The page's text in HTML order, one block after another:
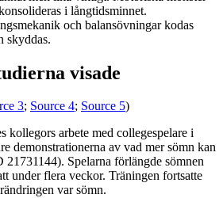
i långtidsminnet.
och balansövningar kodas
skyddas.
visade
3; Source 4; Source 5)
kollegors arbete med collegespelare i
demonstrationerna av vad mer sömn kan
Spelarna förlängde sömnen
under flera veckor. Träningen fortsatte
var sömn.